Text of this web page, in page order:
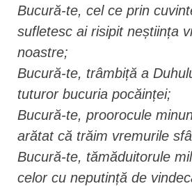
Bucură-te, cel ce prin
sufletesc ai risipit neștiința
noastre;
Bucură-te, trâmbiță a
tuturor bucuria pocăinței;
Bucură-te, proorocule
arătat că trăim vremurile
Bucură-te, tămăduitorule
celor cu neputință de